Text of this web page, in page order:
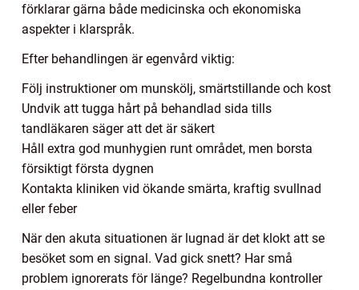
förklarar gärna både medicinska och ekonomiska
aspekter i klarspråk.
Efter behandlingen är egenvård viktig:
Följ instruktioner om munskölj, smärtstillande och kost
Undvik att tugga hårt på behandlad sida tills
tandläkaren säger att det är säkert
Håll extra god munhygien runt området, men borsta
försiktigt första dygnen
Kontakta kliniken vid ökande smärta, kraftig svullnad
eller feber
När den akuta situationen är lugnad är det klokt att se
besöket som en signal. Vad gick snett? Har små
problem ignorerats för länge? Regelbundna kontroller